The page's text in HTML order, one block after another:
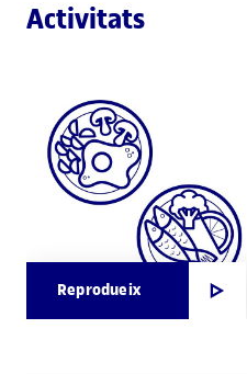
Activitats
Reprodueix